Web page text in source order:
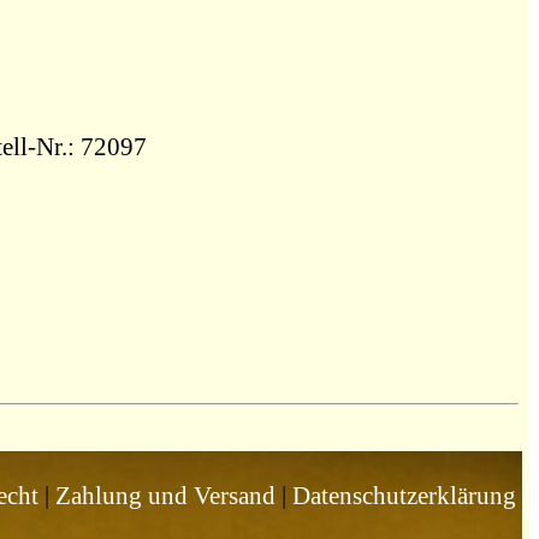
Nr.: 72097
| Zahlung und Versand| Datenschutzerklärung